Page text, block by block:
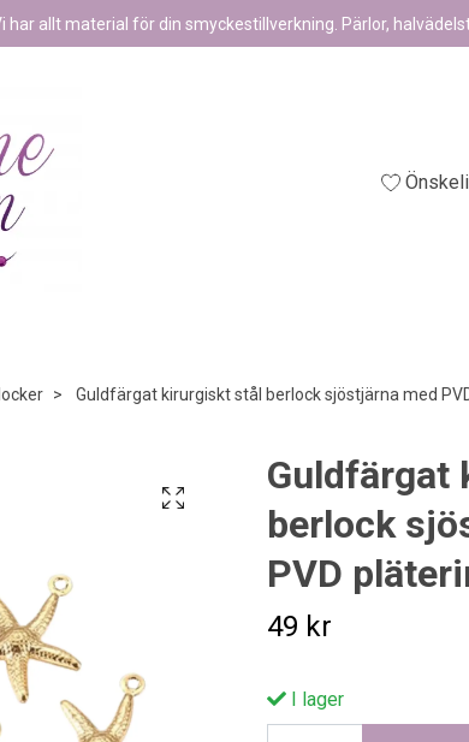
har allt material för din smyckestillverkning. Pärlor,
Guldfärgat kirurgiskt stål berlock sjöstjärna med
Guldfärgat
berlock
PVD
49 kr
I lager